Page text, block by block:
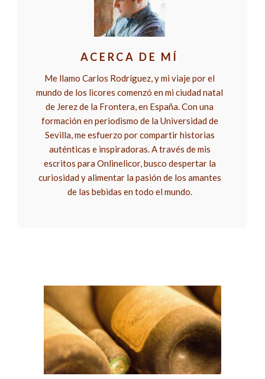
ACERCA DE MÍ
Me llamo Carlos Rodríguez, y mi viaje por el
mundo de los licores comenzó en mi ciudad natal
de Jerez de la Frontera, en España. Con una
formación en periodismo de la Universidad de
Sevilla, me esfuerzo por compartir historias
auténticas e inspiradoras. A través de mis
escritos para Onlinelicor, busco despertar la
curiosidad y alimentar la pasión de los amantes
de las bebidas en todo el mundo.